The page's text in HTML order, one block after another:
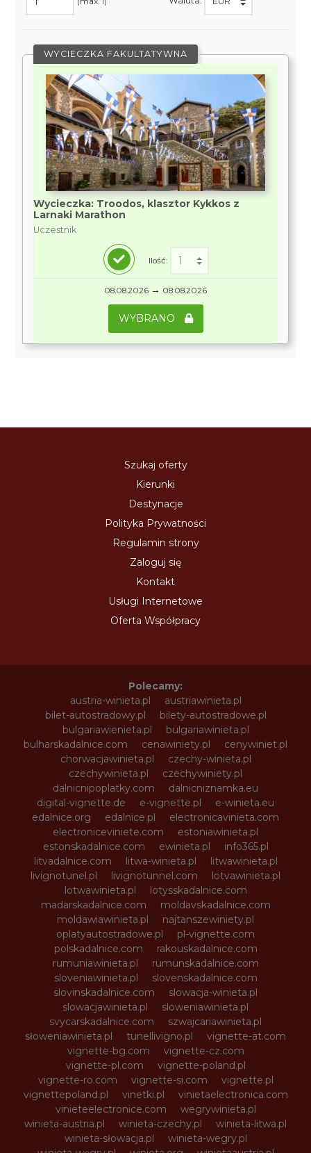
WYCIECZKA FAKULTATYWNA
Wycieczka: Troodos, klasztor Kykkos z
Larnaki Marathon
Uczestnik
Ilość:
08.08.2026 → 08.08.2026
WYBRANO
Szukaj oferty
Kierunki
Destynacje
Polityka Prywatności
Regulamin strony
Zaloguj się
Kontakt
Usługi Internetowe
Oferta Współpracy
Polecamy:
austria-winieta.pl
austriawinieta.pl
bilet-autostradowy.pl
bilety-autostradowe.pl
bulgariawienieta.pl
bulgariawinieta.pl
bulharskadalnice.com
cenawiniety.pl
cenywiniet.pl
chorwacjawinieta.pl
czechy-winieta.pl
czechywinieta.pl
czechywiniety.pl
dalnicnipoplatky.com
dalnicniznamka.eu
digital-vignette.de
e-vignette.pl
e-winieta.eu
edalnice.org
edalnice.pl
electronicavinieta.com
electroniceviniete.com
estoniawinieta.pl
estonskadalnice.com
ewinieta.pl
info365.pl
litvadalnice.com
litwa-winieta.pl
litwawinieta.pl
livignotunel.pl
livignotunnel.com
lotvawinieta.pl
lotwawinieta.pl
lotysskadalnice.com
madarskadalnice.com
moldavskadalnice.com
moldawiawinieta.pl
najtanszewiniety.pl
oplatyautostradowe.pl
pl-vignette.com
polskadalnice.com
rakouskadalnice.com
rumuniawinieta.pl
rumunskadalnice.com
sloveniawinieta.pl
slovenskadalnice.com
slovinskadalnice.com
slowacja-winieta.pl
slowacjawinieta.pl
sloweniawinieta.pl
svycarskadalnice.com
szwajcariawinieta.pl
słoweniawinieta.pl
tunellivigno.pl
vignette-at.com
vignette-bg.com
vignette-cz.com
vignette-pl.com
vignette-poland.pl
vignette-ro.com
vignette-si.com
vignette.pl
vignettepoland.pl
vinetki.pl
vinietaelectronica.com
vinieteelectronice.com
wegrywinieta.pl
winieta-austria.pl
winieta-czechy.pl
winieta-litwa.pl
winieta-słowacja.pl
winieta-wegry.pl